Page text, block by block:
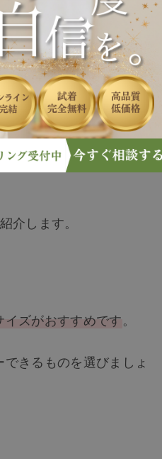
コミの良さだけで選んだ
とでは、印象が異なりま
ィッグを購入するように
介します。
ズがおすすめです。
きるものを選びましょ